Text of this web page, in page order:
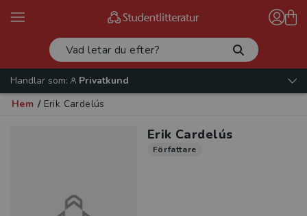
Handlar som:
Privatkund
Hem / Erik Cardelús
Erik Cardelús
Författare